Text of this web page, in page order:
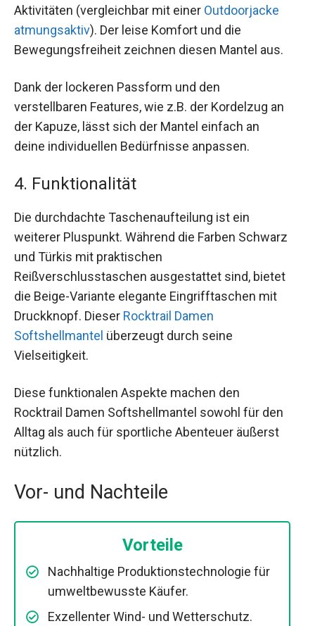
Aktivitäten (vergleichbar mit einer Outdoorjacke
atmungsaktiv). Der leise Komfort und die
Bewegungsfreiheit zeichnen diesen Mantel aus.
Dank der lockeren Passform und den
verstellbaren Features, wie z.B. der Kordelzug an
der Kapuze, lässt sich der Mantel einfach an
deine individuellen Bedürfnisse anpassen.
4. Funktionalität
Die durchdachte Taschenaufteilung ist ein
weiterer Pluspunkt. Während die Farben Schwarz
und Türkis mit praktischen
Reißverschlusstaschen ausgestattet sind, bietet
die Beige-Variante elegante Eingrifftaschen mit
Druckknopf. Dieser Rocktrail Damen
Softshellmantel überzeugt durch seine
Vielseitigkeit.
Diese funktionalen Aspekte machen den
Rocktrail Damen Softshellmantel sowohl für den
Alltag als auch für sportliche Abenteuer äußerst
nützlich.
Vor- und Nachteile
Vorteile
Nachhaltige Produktionstechnologie für
umweltbewusste Käufer.
Exzellenter Wind- und Wetterschutz.